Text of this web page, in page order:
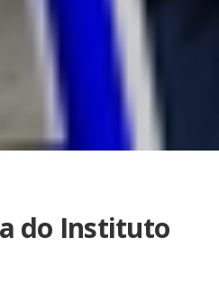
do Instituto